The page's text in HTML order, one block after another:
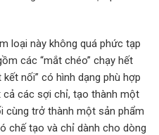
loại này không quá phức tạp
các “mắt chéo” chạy hết
nối” có hình dạng phù hợp
cả các sợi chỉ, tạo thành một
cùng trở thành một sản phẩm
chế tạo và chỉ dành cho dòng